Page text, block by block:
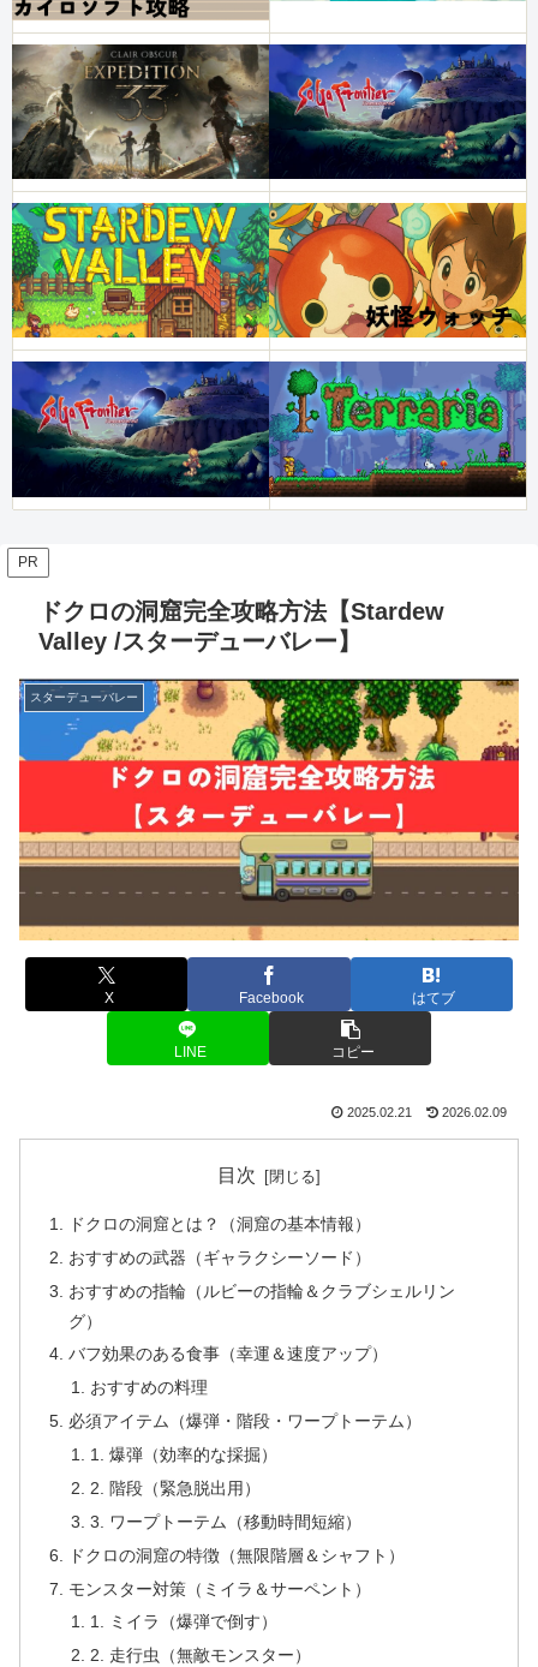
PR
ドクロの洞窟完全攻略方法【Stardew
Valley /スターデューバレー】
スターデューバレー
X Facebook はてブ
LINE コピー
2025.02.21 2026.02.09
目次
ドクロの洞窟とは？（洞窟の基本情報）
おすすめの武器（ギャラクシーソード）
おすすめの指輪（ルビーの指輪＆クラブシェルリン
グ）
バフ効果のある食事（幸運＆速度アップ）
おすすめの料理
必須アイテム（爆弾・階段・ワープトーテム）
1. 爆弾（効率的な採掘）
2. 階段（緊急脱出用）
3. ワープトーテム（移動時間短縮）
ドクロの洞窟の特徴（無限階層＆シャフト）
モンスター対策（ミイラ＆サーペント）
1. ミイラ（爆弾で倒す）
2. 走行虫（無敵モンスター）